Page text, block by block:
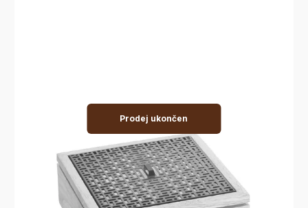
Prodej ukončen